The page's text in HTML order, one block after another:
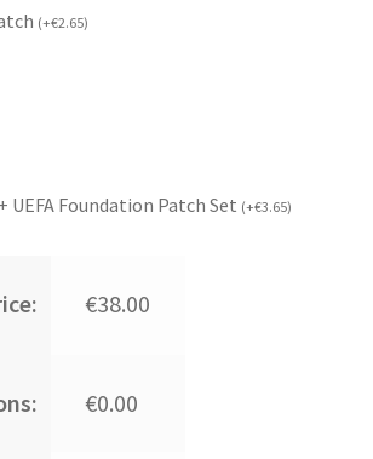
(+€2.65)
UEFA Foundation Patch Set (+€3.65)
€38.00
€0.00